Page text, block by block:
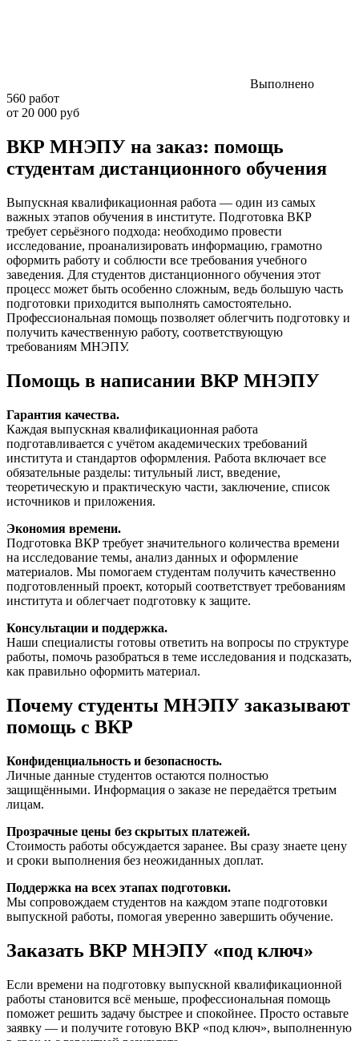
Выполнено
560 работ
от 20 000 руб
ВКР МНЭПУ на заказ: помощь
студентам дистанционного обучения
Выпускная квалификационная работа — один из самых
важных этапов обучения в институте. Подготовка ВКР
требует серьёзного подхода: необходимо провести
исследование, проанализировать информацию, грамотно
оформить работу и соблюсти все требования учебного
заведения. Для студентов дистанционного обучения этот
процесс может быть особенно сложным, ведь большую часть
подготовки приходится выполнять самостоятельно.
Профессиональная помощь позволяет облегчить подготовку и
получить качественную работу, соответствующую
требованиям МНЭПУ.
Помощь в написании ВКР МНЭПУ
Гарантия качества.
Каждая выпускная квалификационная работа
подготавливается с учётом академических требований
института и стандартов оформления. Работа включает все
обязательные разделы: титульный лист, введение,
теоретическую и практическую части, заключение, список
источников и приложения.
Экономия времени.
Подготовка ВКР требует значительного количества времени
на исследование темы, анализ данных и оформление
материалов. Мы помогаем студентам получить качественно
подготовленный проект, который соответствует требованиям
института и облегчает подготовку к защите.
Консультации и поддержка.
Наши специалисты готовы ответить на вопросы по структуре
работы, помочь разобраться в теме исследования и подсказать,
как правильно оформить материал.
Почему студенты МНЭПУ заказывают
помощь с ВКР
Конфиденциальность и безопасность.
Личные данные студентов остаются полностью
защищёнными. Информация о заказе не передаётся третьим
лицам.
Прозрачные цены без скрытых платежей.
Стоимость работы обсуждается заранее. Вы сразу знаете цену
и сроки выполнения без неожиданных доплат.
Поддержка на всех этапах подготовки.
Мы сопровождаем студентов на каждом этапе подготовки
выпускной работы, помогая уверенно завершить обучение.
Заказать ВКР МНЭПУ «под ключ»
Если времени на подготовку выпускной квалификационной
работы становится всё меньше, профессиональная помощь
поможет решить задачу быстрее и спокойнее. Просто оставьте
заявку — и получите готовую ВКР «под ключ», выполненную